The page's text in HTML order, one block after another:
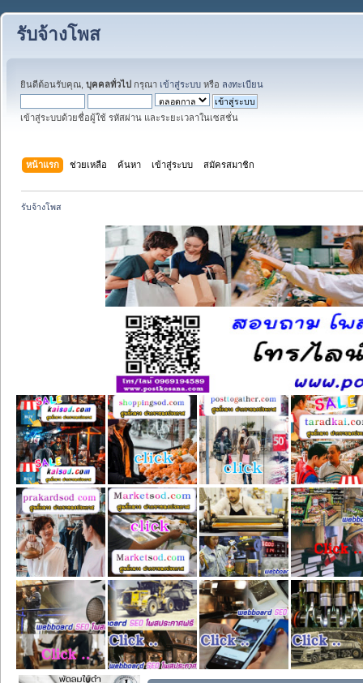
รับจ้างโพส
ยินดีต้อนรับคุณ, บุคคลทั่วไป กรุณา เข้าสู่ระบบ หรือ ลงทะเบียน
เข้าสู่ระบบด้วยชื่อผู้ใช้ รหัสผ่าน และระยะเวลาในเซสชั่น
หน้าแรก ช่วยเหลือ ค้นหา เข้าสู่ระบบ สมัครสมาชิก
รับจ้างโพส